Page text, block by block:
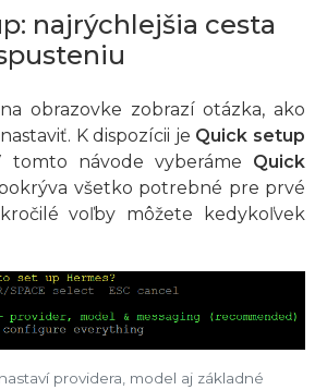
najrýchlejšia cesta
obrazovke zobrazí otázka, ako
K dispozícii je Quick setup
tomto návode vyberáme Quick
všetko potrebné pre prvé
voľby môžete kedykoľvek
providera, model aj základné